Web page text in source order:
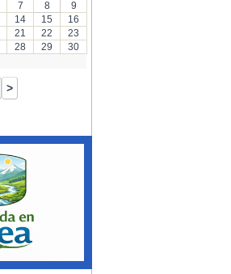
7 8
9
14 15
16
21 22
23
28 29
30